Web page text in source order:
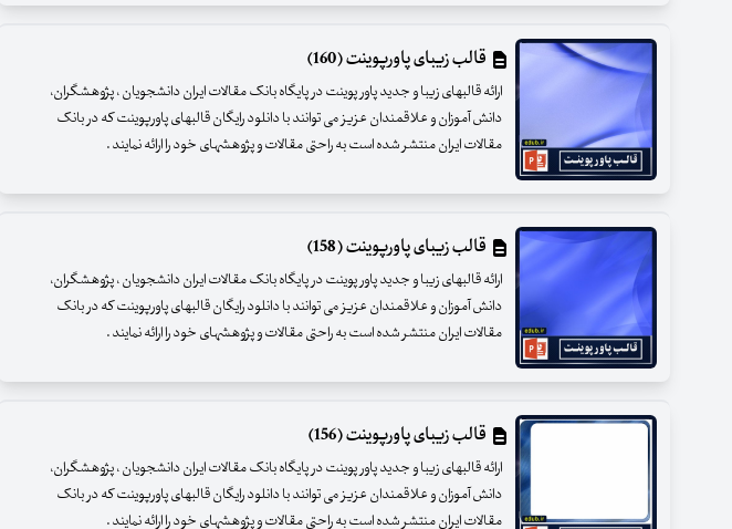
قالب زیبای پاورپوینت (160)
ارائه قالبهای زیبا و جدید پاور پوینت در پایگاه بانک مقالات ایران دانشجویان ، پژوهشگران،
دانش آموزان و علاقمندان عزیز می توانند با دانلود رایگان قالبهای پاورپوینت که در بانک
مقالات ایران منتشر شده است به راحتی مقالات و پژوهشهای خود را ارائه نمایند .
قالب زیبای پاورپوینت (158)
ارائه قالبهای زیبا و جدید پاور پوینت در پایگاه بانک مقالات ایران دانشجویان ، پژوهشگران،
دانش آموزان و علاقمندان عزیز می توانند با دانلود رایگان قالبهای پاورپوینت که در بانک
مقالات ایران منتشر شده است به راحتی مقالات و پژوهشهای خود را ارائه نمایند .
قالب زیبای پاورپوینت (156)
ارائه قالبهای زیبا و جدید پاور پوینت در پایگاه بانک مقالات ایران دانشجویان ، پژوهشگران،
دانش آموزان و علاقمندان عزیز می توانند با دانلود رایگان قالبهای پاورپوینت که در بانک
مقالات ایران منتشر شده است به راحتی مقالات و پژوهشهای خود را ارائه نمایند .